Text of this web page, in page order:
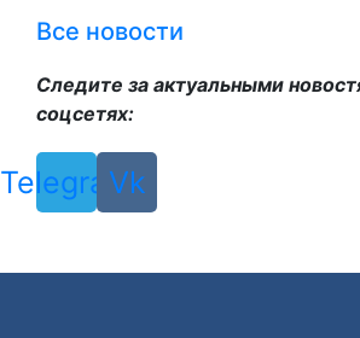
Все новости
Следите за актуальными
соцсетях:
Telegram
Vk